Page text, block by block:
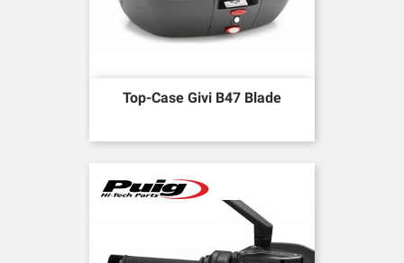
Top-Case Givi B47 Blade